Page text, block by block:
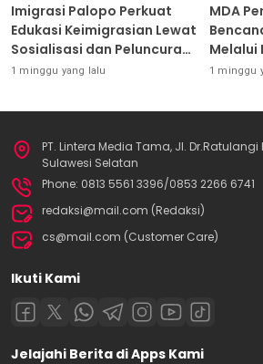
Imigrasi Palopo Perkuat
Edukasi Keimigrasian Lewat
Sosialisasi dan Peluncuran
Inovasi Chatbot “IT CHIKA”
1 minggu yang lalu
MDA
Melalui
1 minggu
PT. Lintera Media Tama, Jl. Dr.Ratulangi
Sulawesi Selatan
Phone: 0813 5561 3396/0853 2266 6741
redaksi@mail.com (Redaksi)
cs@mail.com (Customer Care)
Ikuti Kami
Jelajahi Berita di Apps Kami